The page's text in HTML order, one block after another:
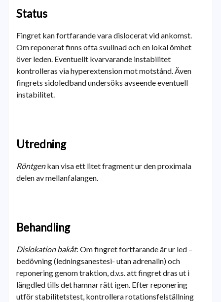
Status
Fingret kan fortfarande vara dislocerat vid ankomst.
Om reponerat finns ofta svullnad och en lokal ömhet
över leden. Eventuellt kvarvarande instabilitet
kontrolleras via hyperextension mot motstånd. Även
fingrets sidoledband undersöks avseende eventuell
instabilitet.
Utredning
Röntgenkan visa ett litet fragment ur den proximala
delen av mellanfalangen.
Behandling
Dislokation bakåt: Om fingret fortfarande är ur led –
bedövning (ledningsanestesi- utan adrenalin) och
reponering genom traktion, d.v.s. att fingret dras ut i
längdled tills det hamnar rätt igen. Efter reponering
utför stabilitetstest, kontrollera rotationsfelställning